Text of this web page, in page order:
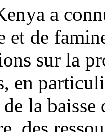
a
et de
sur la
en
la